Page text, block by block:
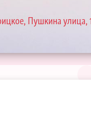
Пушкина улица,